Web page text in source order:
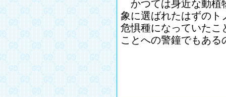
かつては身近な動植
象に選ばれたはずのト
危惧種になっていたこ
ことへの警鐘でもある